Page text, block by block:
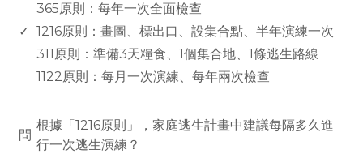
365原則：每年一次全面檢查
✓ 1216原則：畫圖、標出口、設集合點、半年演練一次
311原則：準備3天糧食、1個集合地、1條逃生路線
1122原則：每月一次演練、每年兩次檢查
問
根據「1216原則」，家庭逃生計畫中建議每隔多久進
行一次逃生演練？